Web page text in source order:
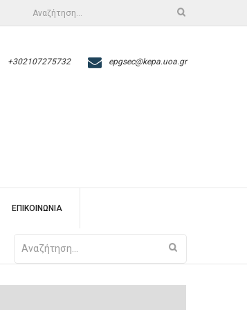
Αναζήτηση
+302107275732 epgsec@kepa.uoa.gr
ΕΠΙΚΟΙΝΩΝΊΑ
για: